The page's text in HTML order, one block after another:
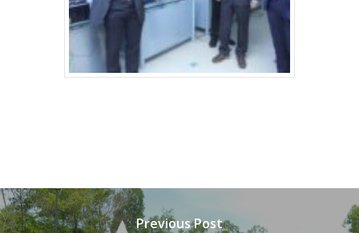
Previous Post